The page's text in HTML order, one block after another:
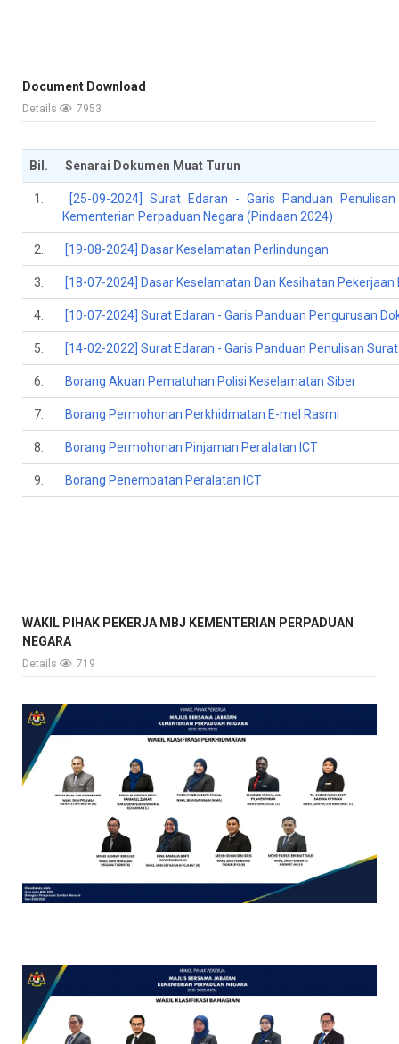
Document Download
Details 7953
Bil. Senarai Dokumen Muat Turun
1.
[25-09-2024] Surat Edaran - Garis Panduan
Kementerian Perpaduan Negara (Pindaan 2024)
2. [19-08-2024] Dasar Keselamatan Perlindungan
3. [18-07-2024] Dasar Keselamatan Dan Kesihatan
4. [10-07-2024] Surat Edaran - Garis Panduan Pengurusan
5. [14-02-2022] Surat Edaran - Garis Panduan Penulisan
6. Borang Akuan Pematuhan Polisi Keselamatan Siber
7. Borang Permohonan Perkhidmatan E-mel Rasmi
8. Borang Permohonan Pinjaman Peralatan ICT
9. Borang Penempatan Peralatan ICT
WAKIL PIHAK PEKERJA MBJ KEMENTERIAN PERPADUAN
NEGARA
Details 719